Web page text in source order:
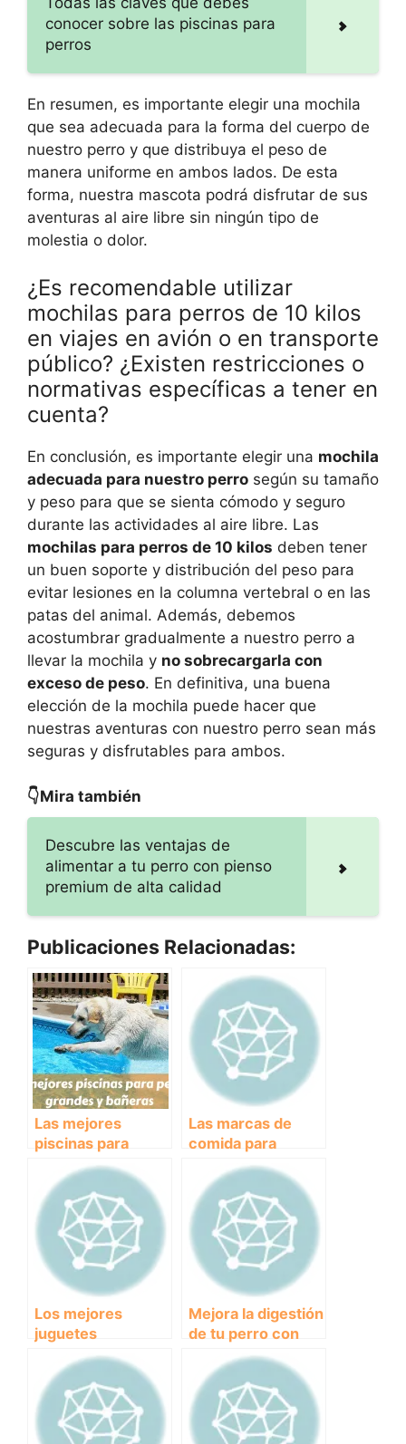
conocer sobre las piscinas para
perros
En resumen, es importante elegir una mochila
que sea adecuada para la forma del cuerpo de
nuestro perro y que distribuya el peso de
manera uniforme en ambos lados. De esta
forma, nuestra mascota podrá disfrutar de sus
aventuras al aire libre sin ningún tipo de
molestia o dolor.
¿Es recomendable utilizar
mochilas para perros de 10 kilos
en viajes en avión o en transporte
público? ¿Existen restricciones o
normativas específicas a tener en
cuenta?
En conclusión, es importante elegir una mochila
adecuada para nuestro perro según su tamaño
y peso para que se sienta cómodo y seguro
durante las actividades al aire libre. Las
mochilas para perros de 10 kilos deben tener
un buen soporte y distribución del peso para
evitar lesiones en la columna vertebral o en las
patas del animal. Además, debemos
acostumbrar gradualmente a nuestro perro a
llevar la mochila y no sobrecargarla con
exceso de peso. En definitiva, una buena
elección de la mochila puede hacer que
nuestras aventuras con nuestro perro sean más
seguras y disfrutables para ambos.
👇Mira también
Descubre las ventajas de
alimentar a tu perro con pienso
premium de alta calidad
Publicaciones Relacionadas:
Las mejores
piscinas para
perros grandes y
bañeras
Las marcas de
comida para
perros más
recomendadas por
los veterinarios.
Los mejores
juguetes
indestructibles
para tu perro:
¡adiós a la
preocupación por
los destrozos!
Mejora la digestión
de tu perro con
estos comederos
lentos